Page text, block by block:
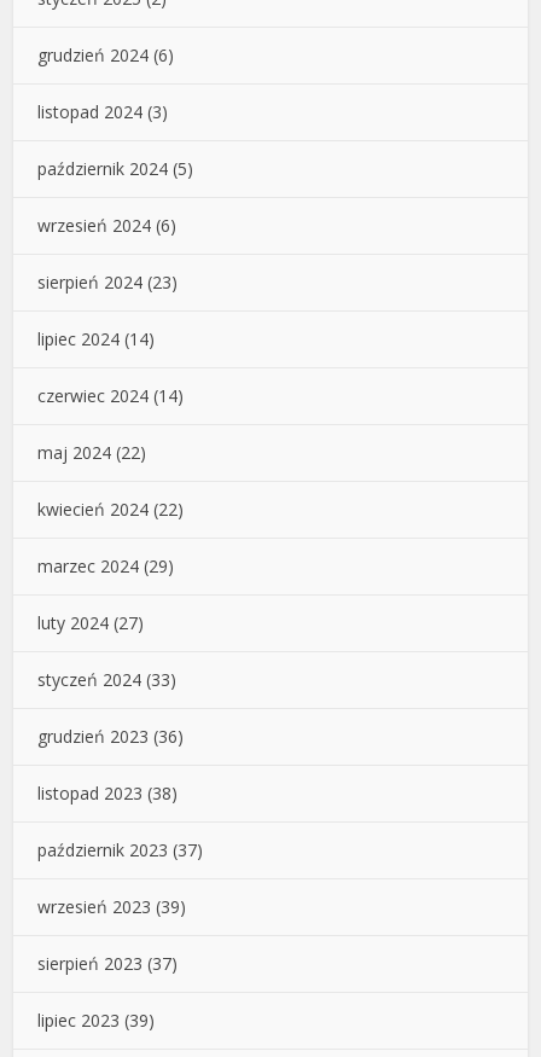
grudzień 2024 (6)
listopad 2024 (3)
październik 2024 (5)
wrzesień 2024 (6)
sierpień 2024 (23)
lipiec 2024 (14)
czerwiec 2024 (14)
maj 2024 (22)
kwiecień 2024 (22)
marzec 2024 (29)
luty 2024 (27)
styczeń 2024 (33)
grudzień 2023 (36)
listopad 2023 (38)
październik 2023 (37)
wrzesień 2023 (39)
sierpień 2023 (37)
lipiec 2023 (39)